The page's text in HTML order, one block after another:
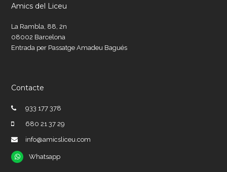
Amics del Liceu
La Rambla, 88, 2n
08002 Barcelona
Entrada per Passatge Amadeu Bagués
Contacte
933 177 378
680 21 37 29
info@amicsliceu.com
Whatsapp
Whatsapp